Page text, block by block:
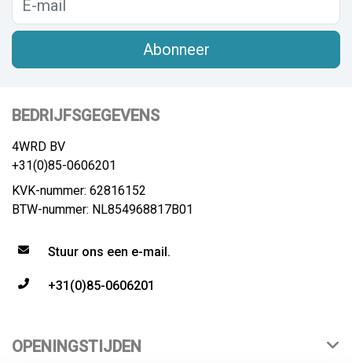
Abonneer
BEDRIJFSGEGEVENS
4WRD BV
+31(0)85-0606201
KVK-nummer: 62816152
BTW-nummer: NL854968817B01
Stuur ons een e-mail.
+31(0)85-0606201
OPENINGSTIJDEN